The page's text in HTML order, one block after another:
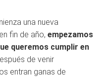
una nueva
fin de año, empezamos
queremos cumplir en
de venir
entran ganas de